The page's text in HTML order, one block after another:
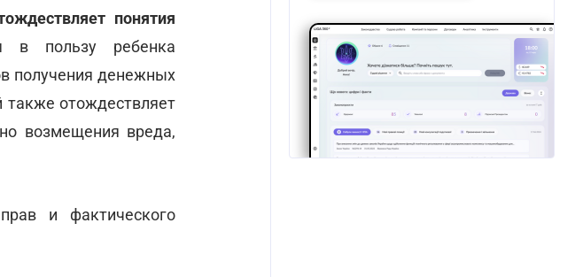
понятия
в пользу ребенка
получения денежных
также отождествляет
возмещения вреда,
и фактического